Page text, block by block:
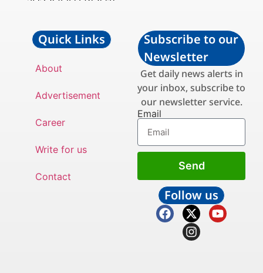
Quick Links
About
Advertisement
Career
Write for us
Contact
Subscribe to our
Newsletter
Get daily news alerts in
your inbox, subscribe to
our newsletter service.
Email
Send
Follow us